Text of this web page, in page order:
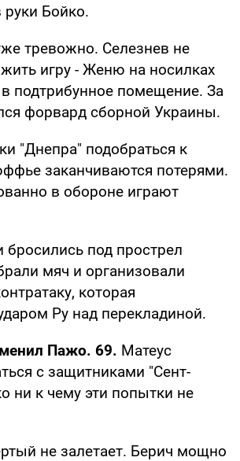
Бойко.
тревожно. Селезнев не
игру - Женю на носилках
подтрибунное помещение. За
форвард сборной Украины.
"Днепра" подобраться к
заканчиваются потерями.
в обороне играют
бросились под прострел
мяч и организовали
которая
Ру над перекладиной.
Пажо. 69. Матеус
с защитниками "Сент-
ни к чему эти попытки не
не залетает. Берич мощно